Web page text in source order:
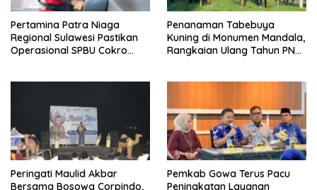
Pertamina Patra Niaga
Regional Sulawesi Pastikan
Operasional SPBU Cokro
Penanaman Tabebuya
Kuning di Monumen Mandala,
Rangkaian Ulang Tahun PNM
Peringati Maulid Akbar
Bersama Bosowa Corpindo,
Pemkab Gowa Terus Pacu
Peningkatan Layanan